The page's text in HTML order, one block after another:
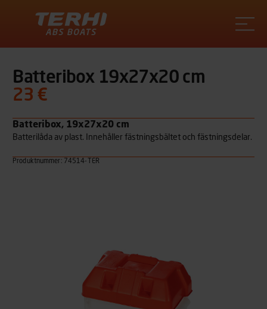
Batteribox 19x27x20 cm
23 €
Batteribox, 19x27x20 cm
Batterilåda av plast. Innehåller fästningsbältet och fästningsdelar.
Produktnummer: 74514-TER